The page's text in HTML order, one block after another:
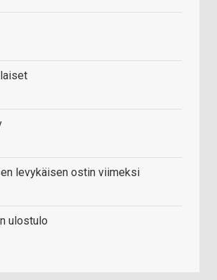
levykäisen ostin viimeksi
ulostulo